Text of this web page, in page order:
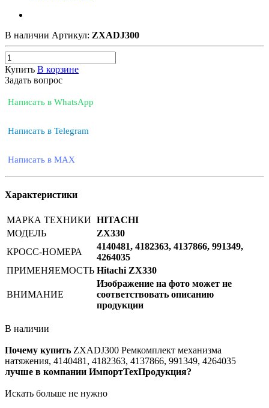
В наличии Артикул: ZXADJ300
Купить В корзине
Задать вопрос
Написать в WhatsApp
Написать в Telegram
Написать в MAX
Характеристики
МАРКА ТЕХНИКИ HITACHI
МОДЕЛЬ
ZX330
КРОСС-НОМЕРА
4140481, 4182363, 4137866, 991349,
4264035
ПРИМЕНЯЕМОСТЬ Hitachi ZX330
ВНИМАНИЕ
Изображение на фото может не
соответствовать описанию
продукции
В наличии
Почему купить ZXADJ300 Ремкомплект механизма
натяжения, 4140481, 4182363, 4137866, 991349, 4264035
лучше в компании ИмпортТехПродукция?
Искать больше не нужно